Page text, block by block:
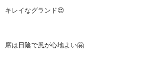
キレイなグランド😍
席は日陰で風が心地よい🤗